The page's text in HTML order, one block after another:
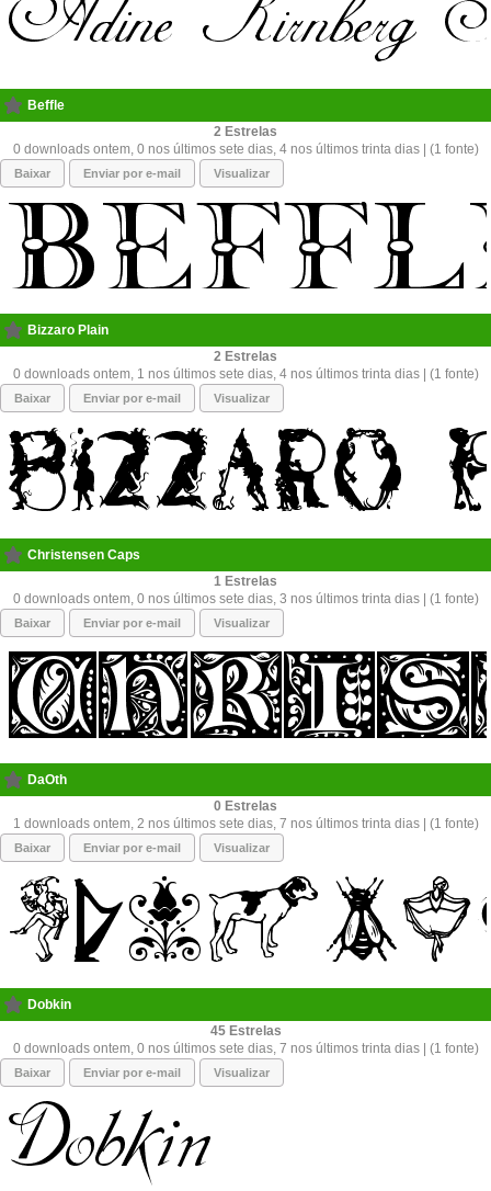
Beffle
2
0 downloads ontem, 0 nos últimos sete dias, 4 nos últimos trinta dias | (1 fonte)
Baixar Enviar por e-mail Visualizar
Bizzaro Plain
2
0 downloads ontem, 1 nos últimos sete dias, 4 nos últimos trinta dias | (1 fonte)
Baixar Enviar por e-mail Visualizar
Christensen Caps
1
0 downloads ontem, 0 nos últimos sete dias, 3 nos últimos trinta dias | (1 fonte)
Baixar Enviar por e-mail Visualizar
DaOth
0
1 downloads ontem, 2 nos últimos sete dias, 7 nos últimos trinta dias | (1 fonte)
Baixar Enviar por e-mail Visualizar
Dobkin
45
0 downloads ontem, 0 nos últimos sete dias, 7 nos últimos trinta dias | (1 fonte)
Baixar Enviar por e-mail Visualizar